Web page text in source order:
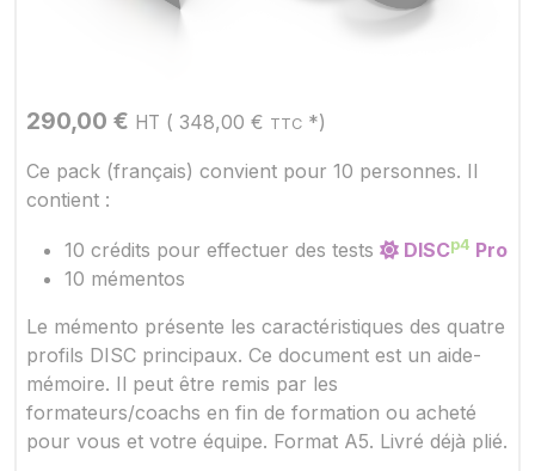
290,00 € HT ( 348,00 € TTC *)
Ce pack (français) convient pour 10 personnes. Il
contient :
10 crédits pour effectuer des tests DISCp4 Pro
10 mémentos
Le mémento présente les caractéristiques des quatre
profils DISC principaux. Ce document est un aide-
mémoire. Il peut être remis par les
formateurs/coachs en fin de formation ou acheté
pour vous et votre équipe. Format A5. Livré déjà plié.